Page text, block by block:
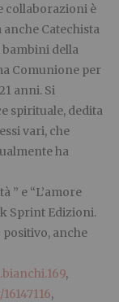
collaborazioni è
anche Catechista
bambini della
Comunione per
anni. Si
spirituale, dedita
vari, che
ha
” e “L’amore
Sprint Edizioni.
anche
,
,